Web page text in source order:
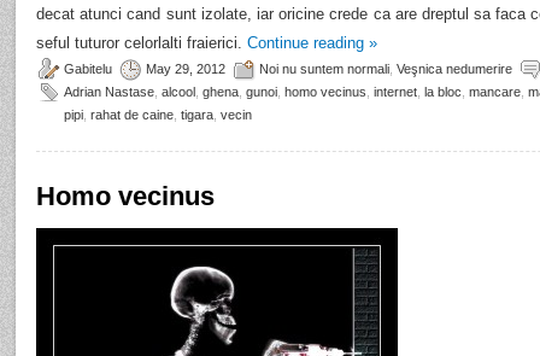
decat atunci cand sunt izolate, iar oricine crede ca are dreptul sa faca
seful tuturor celorlalti fraierici. Continue reading »
Gabitelu May 29, 2012 Noi nu suntem normali Veşnica nedumerire
Adrian Nastase alcool ghena gunoi homo vecinus internet la bloc mancare
pipi rahat de caine tigara vecin
Homo vecinus